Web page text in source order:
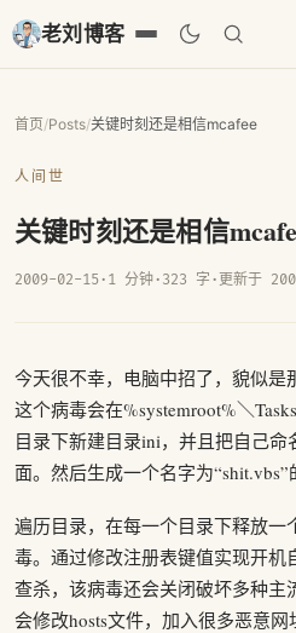
老刘博客
首页/Posts/关键时刻还是相信mcafee
人间世
关键时刻还是相信
2009-02-15· 1 分钟· 323 字 · 更新于
今天很不幸，电脑中招了，貌似是
这个病毒会在%systemroot%＼
目录下新建目录ini，并且把自己命
面。然后生成一个名字为“shit.vbs”
遍历目录，在每一个目录下释放一
毒。通过修改注册表键值实现开机
查杀，该病毒还会关闭破坏多种主
会修改hosts文件，加入很多恶意